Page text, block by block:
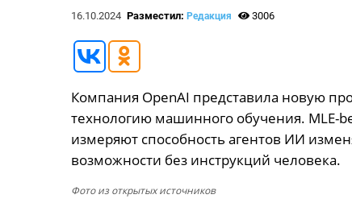
16.10.2024 Разместил: Редакция 3006
Компания OpenAI представила новую
технологию машинного обучения. MLE-
измеряют способность агентов ИИ
возможности без инструкций человека.
Фото из открытых источников